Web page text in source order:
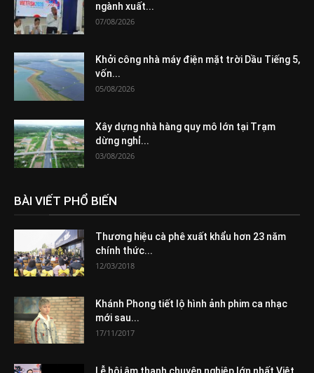
ngành xuất...
07/08/2026
Khởi công nhà máy điện mặt trời Dầu Tiếng 5,
vốn...
05/08/2026
Xây dựng nhà hàng quy mô lớn tại Trạm
dừng nghỉ...
03/08/2026
BÀI VIẾT PHỔ BIẾN
Thương hiệu cà phê xuất khẩu hơn 23 năm
chính thức...
12/03/2018
Khánh Phong tiết lộ hình ảnh phim ca nhạc
mới sau...
17/11/2017